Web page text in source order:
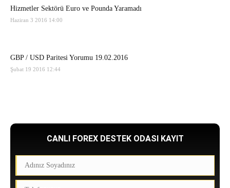
Hizmetler Sektörü Euro ve Pounda Yaramadı
Haziran 3 2016 14:00
GBP / USD Paritesi Yorumu 19.02.2016
Şubat 19 2016 12:44
CANLI FOREX DESTEK ODASI KAYIT